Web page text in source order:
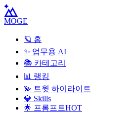
MOGE
🪐 홈
✨ 업무용 AI
📚 카테고리
📊 랭킹
💫 트윗 하이라이트
💎 Skills
🌟 프롬프트HOT